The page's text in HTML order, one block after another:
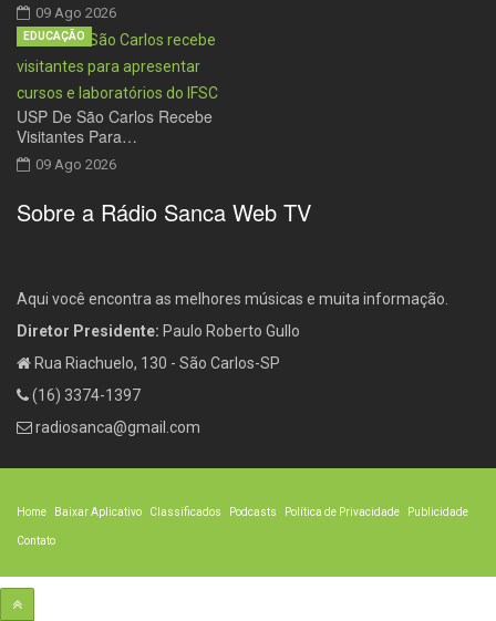
09 Ago 2026
USP De São Carlos Recebe
Visitantes Para…
09 Ago 2026
EDUCAÇÃO
Sobre a Rádio Sanca Web TV
Aqui você encontra as melhores músicas e muita informação.
Diretor Presidente: Paulo Roberto Gullo
Rua Riachuelo, 130 - São Carlos-SP
(16) 3374-1397
radiosanca@gmail.com
Home Baixar Aplicativo Classificados Podcasts Política de Privacidade Publicidade
Contato